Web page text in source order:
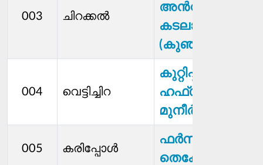
003 ചിറക്കൽ
അന്‍വർ
കടലായി
(കുഞ്ഞാപ്പു)
004 വെട്ടിച്ചിറ
കുറ്റിപ്പുലാൻ
ഹഫ്​സത്ത്
മുനീർ
005 കരിപ്പോൾ
ഫർസാന മോൾ
തെക്കേതിൽ